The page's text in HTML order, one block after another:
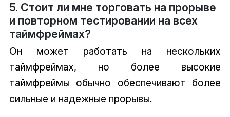
5. Стоит ли мне торговать на прорыве
и повторном тестировании на всех
таймфреймах?
Он может работать на нескольких
таймфреймах, но более высокие
таймфреймы обычно обеспечивают более
сильные и надежные прорывы.